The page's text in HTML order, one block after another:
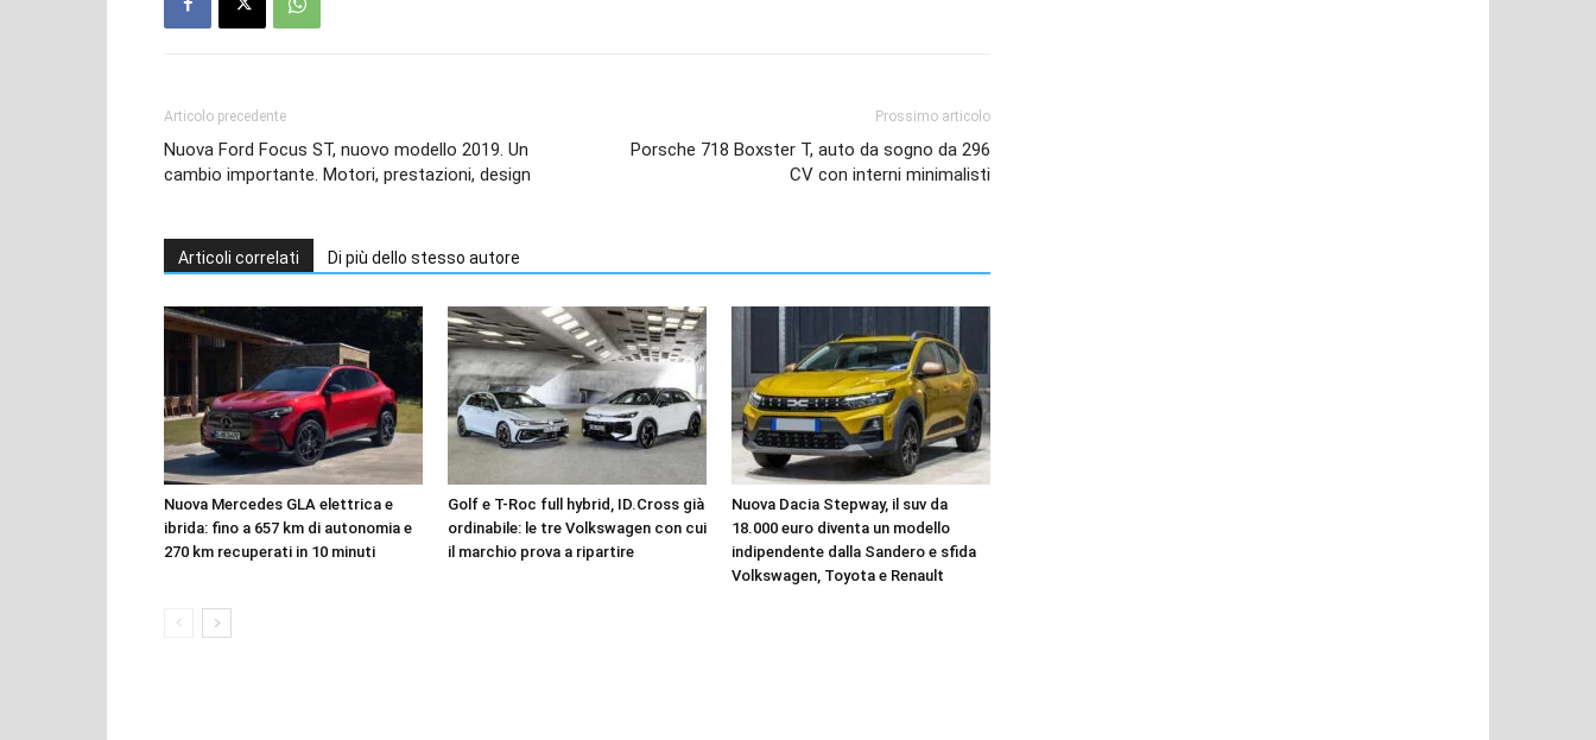
Articolo precedente
Nuova Ford Focus ST, nuovo modello 2019. Un
cambio importante. Motori, prestazioni, design
Prossimo articolo
Porsche 718 Boxster T, auto da sogno da 296
CV con interni minimalisti
Articoli correlati Di più dello stesso autore
Nuova Mercedes GLA elettrica e
ibrida: fino a 657 km di autonomia e
270 km recuperati in 10 minuti
Golf e T-Roc full hybrid, ID.Cross già
ordinabile: le tre Volkswagen con cui
il marchio prova a ripartire
Nuova Dacia Stepway, il suv da
18.000 euro diventa un modello
indipendente dalla Sandero e sfida
Volkswagen, Toyota e Renault